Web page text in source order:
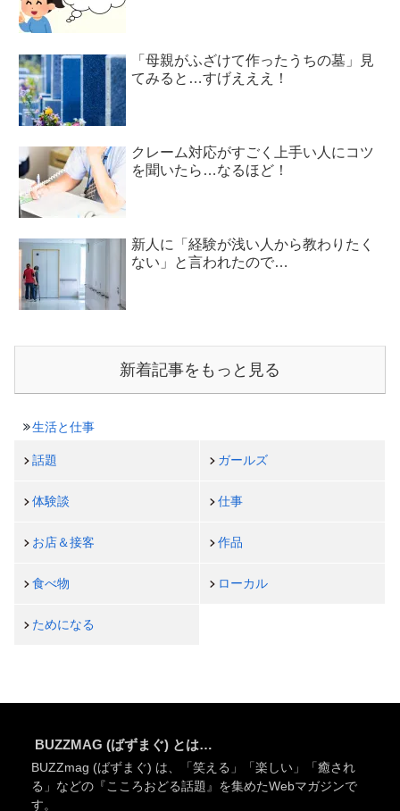
「母親がふざけて作ったうちの墓」見
てみると…すげえええ！
クレーム対応がすごく上手い人にコツ
を聞いたら…なるほど！
新人に「経験が浅い人から教わりたく
ない」と言われたので…
新着記事をもっと見る
生活と仕事
話題 ガールズ
体験談 仕事
お店＆接客 作品
食べ物 ローカル
ためになる
BUZZMAG (ばずまぐ) とは…
BUZZmag (ばずまぐ) は、「笑える」「楽しい」「癒され
る」などの『こころおどる話題』を集めたWebマガジンで
す。